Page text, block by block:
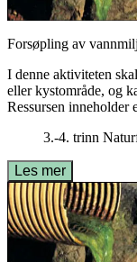
Forsøpling av
I denne aktiviteten
eller kystområde, og
Ressursen
3.-4. trinn
Les mer